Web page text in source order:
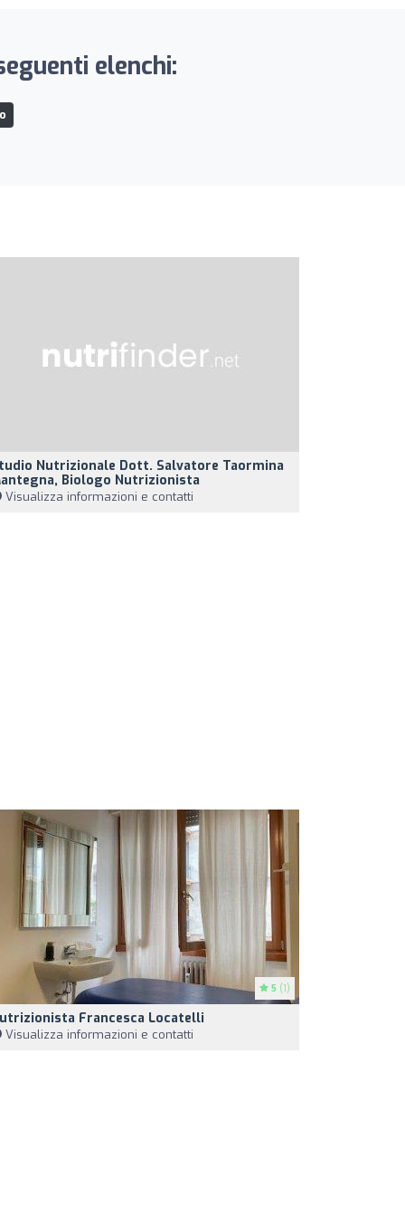
elenchi:
Nutrizionale Dott. Salvatore Taormina
Biologo Nutrizionista
Visualizza informazioni e contatti
5 (1)
Francesca Locatelli
Visualizza informazioni e contatti